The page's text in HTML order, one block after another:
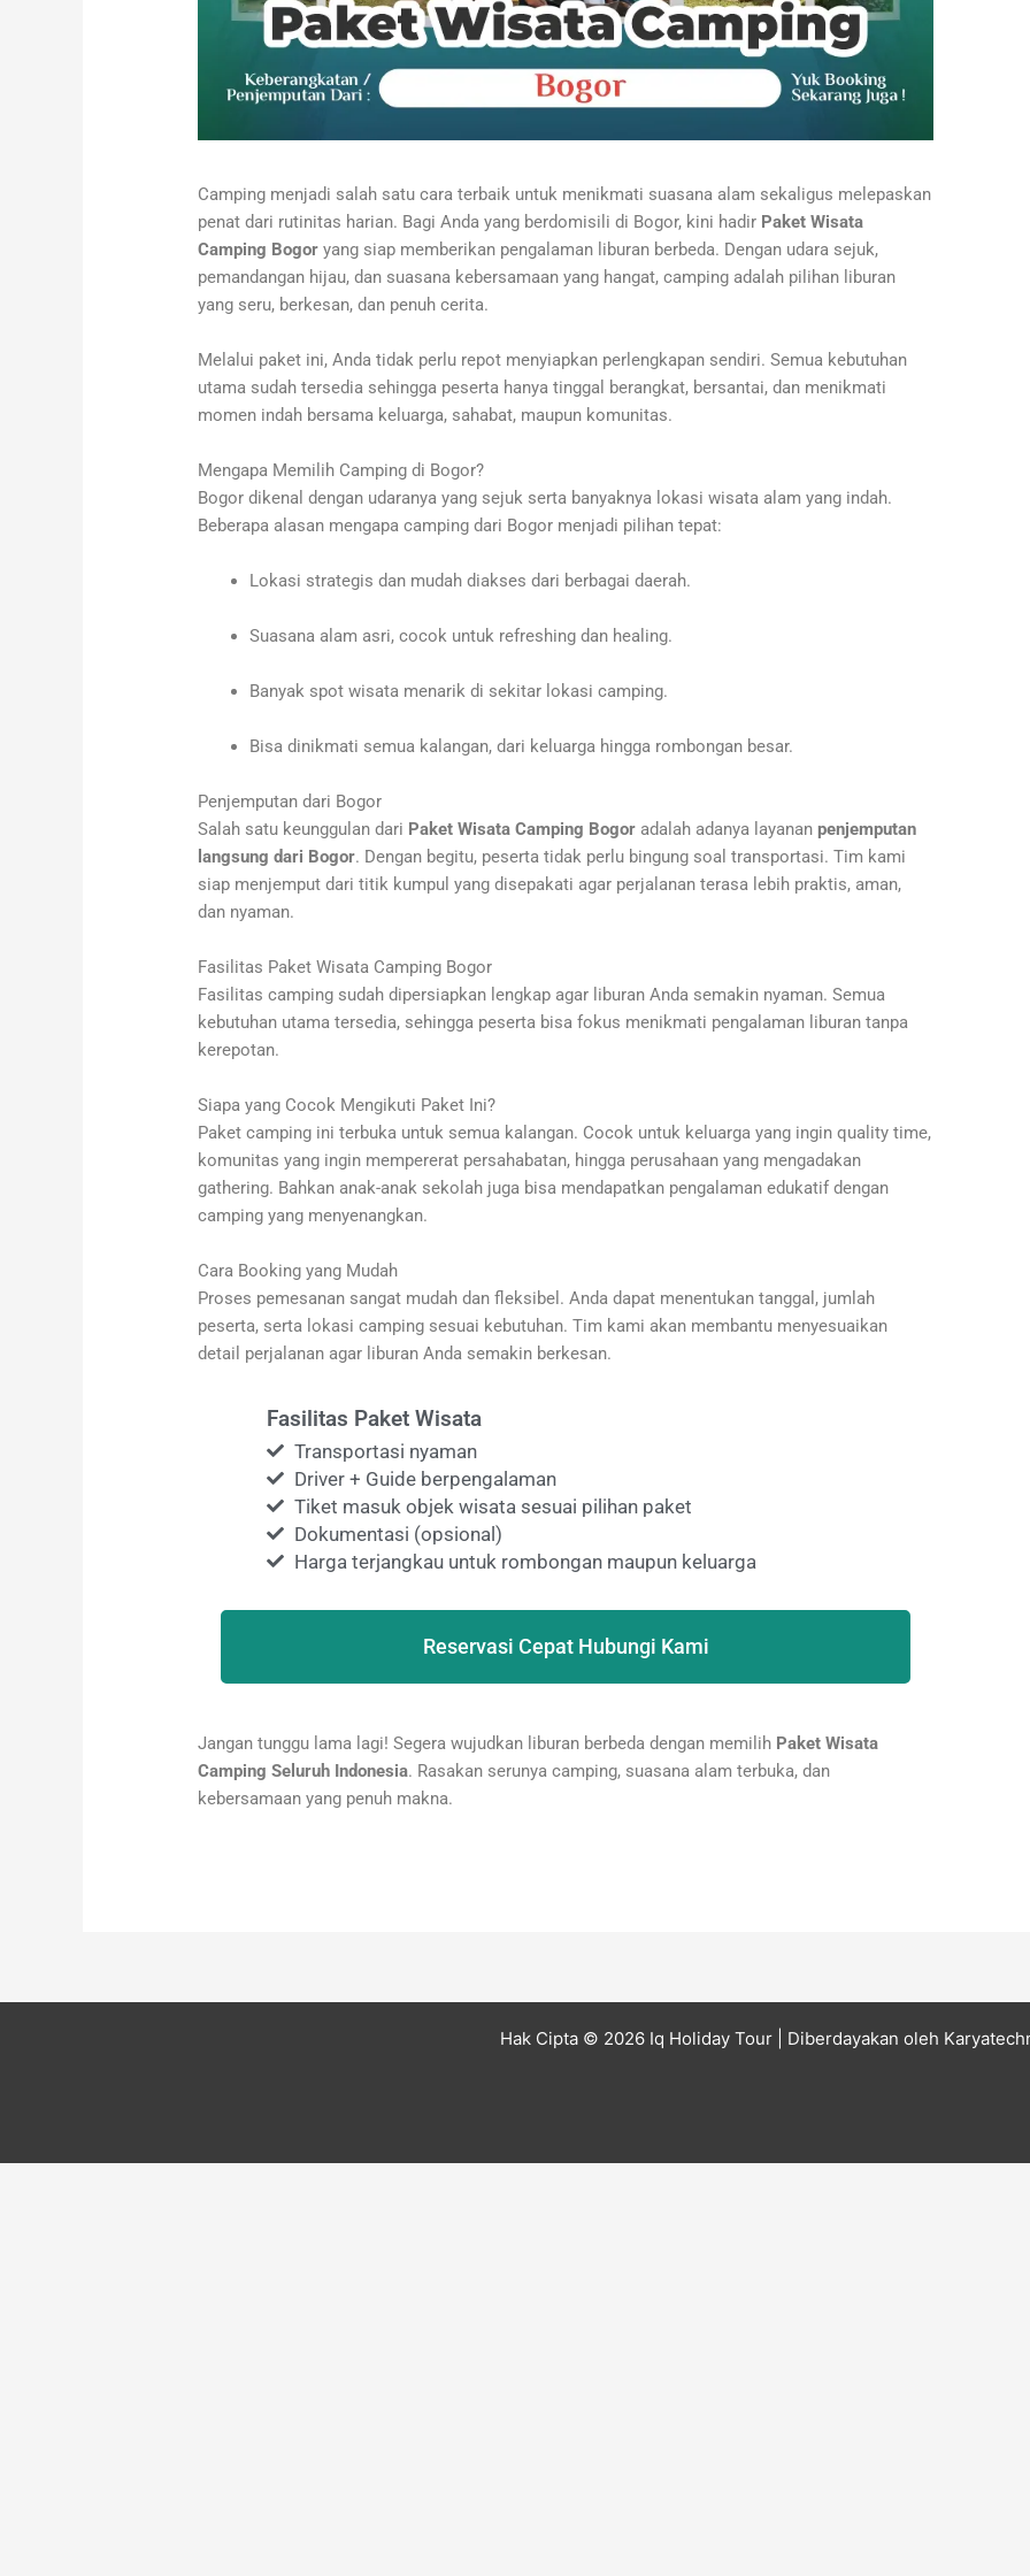
Camping menjadi salah satu cara terbaik untuk menikmati suasana alam sekaligus melepaskan
penat dari rutinitas harian. Bagi Anda yang berdomisili di Bogor, kini hadir Paket Wisata
Camping Bogor yang siap memberikan pengalaman liburan berbeda. Dengan udara sejuk,
pemandangan hijau, dan suasana kebersamaan yang hangat, camping adalah pilihan liburan
yang seru, berkesan, dan penuh cerita.
Melalui paket ini, Anda tidak perlu repot menyiapkan perlengkapan sendiri. Semua kebutuhan
utama sudah tersedia sehingga peserta hanya tinggal berangkat, bersantai, dan menikmati
momen indah bersama keluarga, sahabat, maupun komunitas.
Mengapa Memilih Camping di Bogor?
Bogor dikenal dengan udaranya yang sejuk serta banyaknya lokasi wisata alam yang indah.
Beberapa alasan mengapa camping dari Bogor menjadi pilihan tepat:
Lokasi strategis dan mudah diakses dari berbagai daerah.
Suasana alam asri, cocok untuk refreshing dan healing.
Banyak spot wisata menarik di sekitar lokasi camping.
Bisa dinikmati semua kalangan, dari keluarga hingga rombongan besar.
Penjemputan dari Bogor
Salah satu keunggulan dari Paket Wisata Camping Bogor adalah adanya layananpenjemputan
langsung dari Bogor. Dengan begitu, peserta tidak perlu bingung soal transportasi. Tim kami
siap menjemput dari titik kumpul yang disepakati agar perjalanan terasa lebih praktis, aman,
dan nyaman.
Fasilitas Paket Wisata Camping Bogor
Fasilitas camping sudah dipersiapkan lengkap agar liburan Anda semakin nyaman. Semua
kebutuhan utama tersedia, sehingga peserta bisa fokus menikmati pengalaman liburan tanpa
kerepotan.
Siapa yang Cocok Mengikuti Paket Ini?
Paket camping ini terbuka untuk semua kalangan. Cocok untuk keluarga yang ingin quality time,
komunitas yang ingin mempererat persahabatan, hingga perusahaan yang mengadakan
gathering. Bahkan anak-anak sekolah juga bisa mendapatkan pengalaman edukatif dengan
camping yang menyenangkan.
Cara Booking yang Mudah
Proses pemesanan sangat mudah dan fleksibel. Anda dapat menentukan tanggal, jumlah
peserta, serta lokasi camping sesuai kebutuhan. Tim kami akan membantu menyesuaikan
detail perjalanan agar liburan Anda semakin berkesan.
Fasilitas Paket Wisata
Transportasi nyaman
Driver + Guide berpengalaman
Tiket masuk objek wisata sesuai pilihan paket
Dokumentasi (opsional)
Harga terjangkau untuk rombongan maupun keluarga
Reservasi Cepat Hubungi Kami
Jangan tunggu lama lagi! Segera wujudkan liburan berbeda dengan memilih Paket Wisata
Camping Seluruh Indonesia. Rasakan serunya camping, suasana alam terbuka, dan
kebersamaan yang penuh makna.
Hak Cipta © 2026 Iq Holiday Tour | Diberdayakan oleh